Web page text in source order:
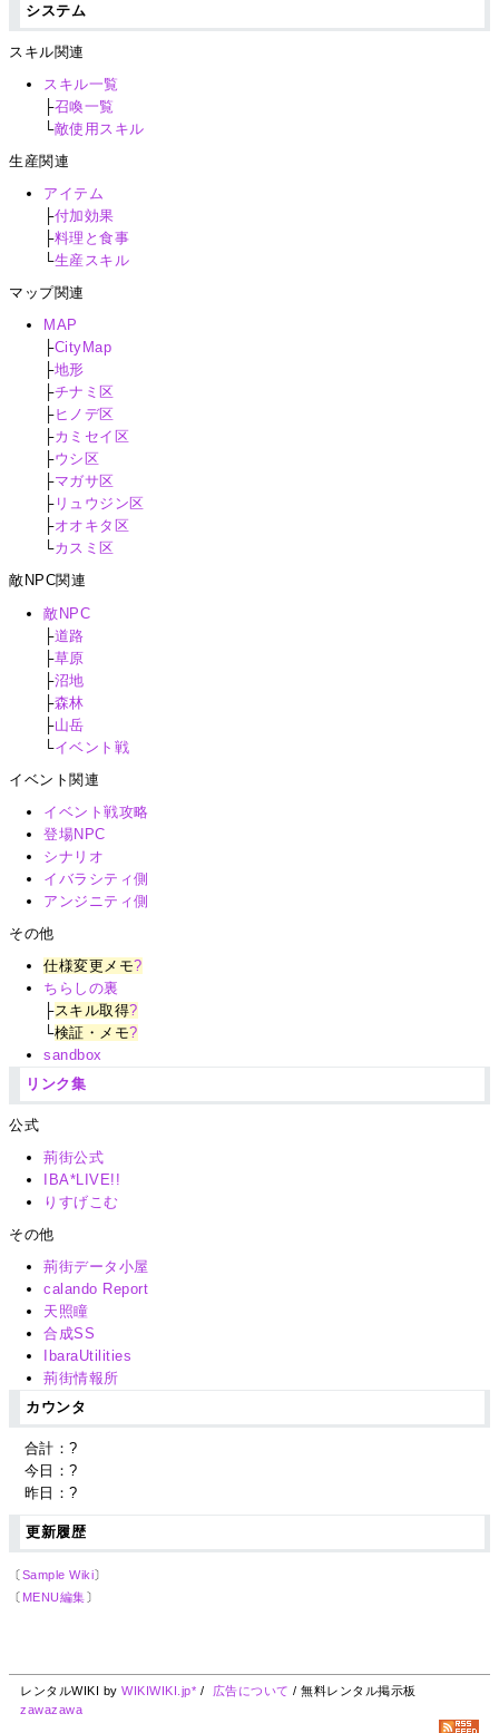
システム
スキル関連
スキル一覧
├召喚一覧
└敵使用スキル
生産関連
アイテム
├付加効果
├料理と食事
└生産スキル
マップ関連
MAP
├CityMap
├地形
├チナミ区
├ヒノデ区
├カミセイ区
├ウシ区
├マガサ区
├リュウジン区
├オオキタ区
└カスミ区
敵NPC関連
敵NPC
├道路
├草原
├沼地
├森林
├山岳
└イベント戦
イベント関連
イベント戦攻略
登場NPC
シナリオ
イバラシティ側
アンジニティ側
その他
仕様変更メモ?
ちらしの裏
├スキル取得?
└検証・メモ?
sandbox
リンク集
公式
荊街公式
IBA*LIVE!!
りすげこむ
その他
荊街データ小屋
calando Report
天照瞳
合成SS
IbaraUtilities
荊街情報所
カウンタ
合計：?
今日：?
昨日：?
更新履歴
〔Sample Wiki〕
〔 MENU編集〕
レンタルWIKI byWIKIWIKI.jp* / 広告について / 無料レンタル掲示板
zawazawa